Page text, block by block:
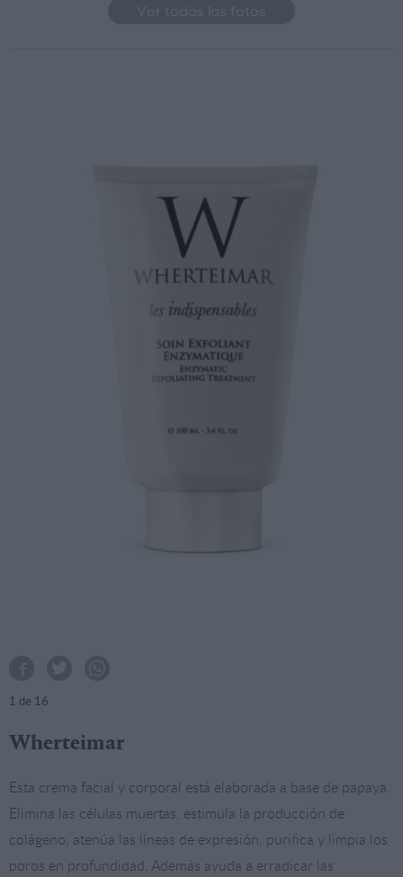
1 de 16
Wherteimar
Esta crema facial y corporal está elaborada a base de papaya.
Elimina las células muertas, estimula la producción de
colágeno, atenúa las líneas de expresión, purifica y limpia los
poros en profundidad. Además ayuda a erradicar las